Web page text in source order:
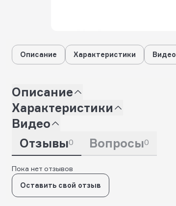
Описание Характеристики Видео
Описание
Характеристики
Видео
Отзывы0 Вопросы0
Пока нет отзывов
Оставить свой отзыв